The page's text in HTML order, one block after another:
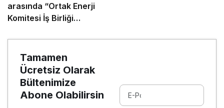
arasında “Ortak Enerji
Komitesi İş Birliği
Tamamen
Ücretsiz Olarak
Bültenimize
Abone Olabilirsin